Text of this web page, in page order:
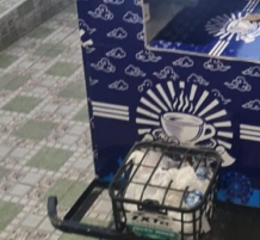
keberlanjutan
Dalam rangkaian kegiatan
dilakukan inovasi dan
berbagai kegiatan
pertumbuhan ekonomi,
Ekspor dalam bentuk
dan workshop. Di sisi